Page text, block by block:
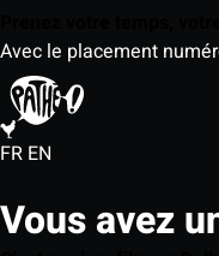
Avec le placement
FR EN
Vous avez